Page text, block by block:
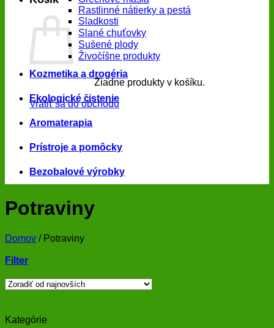
Žiadne produkty v košíku.
Vrátiť sa do obchodu
Rastlinné nátierky a pestá
Sladkosti
Slané chuťovky
Sušené plody
Živočíšne produkty
Kozmetika a drogéria
Ekologické čistenie
Aromaterapia
Prístroje a pomôcky
Bezobalové výrobky
Potraviny
Domov /Potraviny
Filter
Kategórie